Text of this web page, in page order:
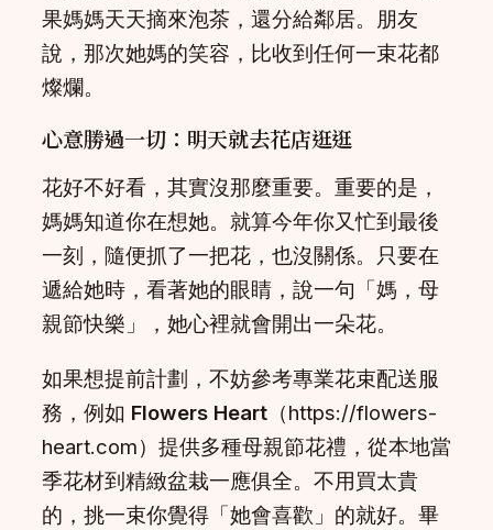
果媽媽天天摘來泡茶，還分給鄰居。朋友
說，那次她媽的笑容，比收到任何一束花都
燦爛。
心意勝過一切：明天就去花店逛逛
花好不好看，其實沒那麼重要。重要的是，
媽媽知道你在想她。就算今年你又忙到最後
一刻，隨便抓了一把花，也沒關係。只要在
遞給她時，看著她的眼睛，說一句「媽，母
親節快樂」，她心裡就會開出一朵花。
如果想提前計劃，不妨參考專業花束配送服
務，例如 Flowers Heart （https://flowers-
heart.com）提供多種母親節花禮，從本地當
季花材到精緻盆栽一應俱全。不用買太貴
的，挑一束你覺得「她會喜歡」的就好。畢